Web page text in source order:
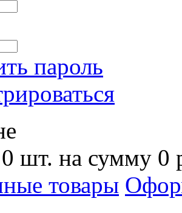
пароль
шт. на сумму 0
товары